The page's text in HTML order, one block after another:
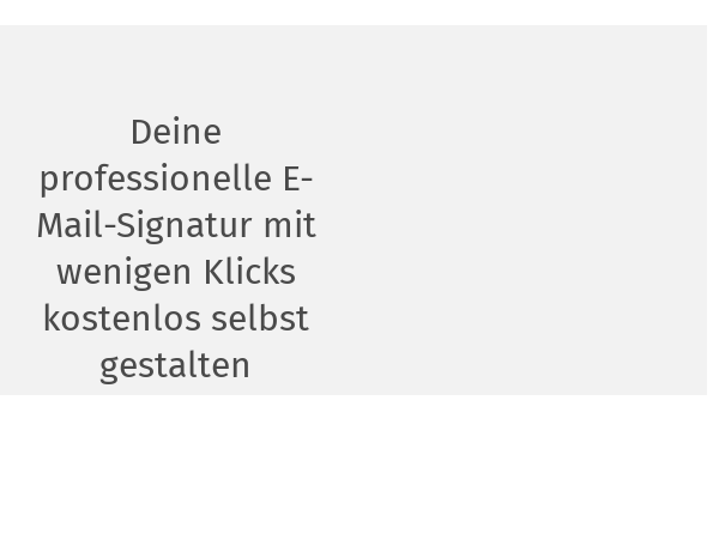
Deine
professionelle E-
Mail-Signatur mit
wenigen Klicks
kostenlos selbst
gestalten